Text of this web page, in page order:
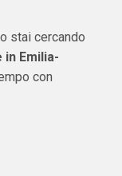
stai cercando
in Emilia-
con